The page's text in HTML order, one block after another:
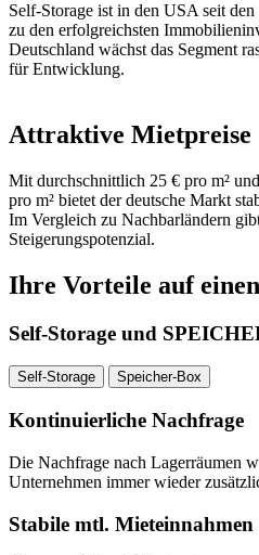
Self-Storage ist in den USA seit
zu den erfolgreichsten
Deutschland wächst das Segment
für Entwicklung.
Attraktive Mietpreise
Mit durchschnittlich 25 € pro m²
pro m² bietet der deutsche Markt
Im Vergleich zu Nachbarländern
Steigerungspotenzial.
Ihre Vorteile auf
Self-Storage und
Self-Storage Speicher-Box
Kontinuierliche Nachfrage
Die Nachfrage nach Lagerräumen
Unternehmen immer wieder
Stabile mtl. Mieteinnahmen